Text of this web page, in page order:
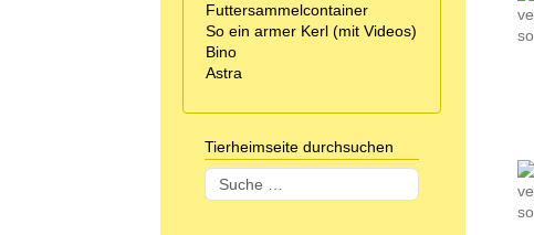
Futtersammelcontainer
So ein armer Kerl (mit Videos)
Bino
Astra
Tierheimseite durchsuchen
Suchen